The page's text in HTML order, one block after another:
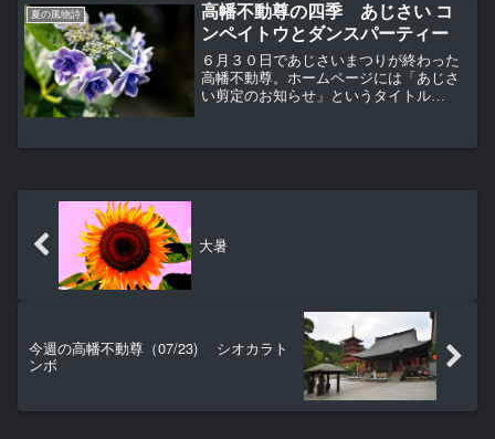
ンシラン（紫君子蘭）と呼...
夏の風物詩
高幡不動尊の四季 あじさい コ
ンペイトウとダンスパーティー
６月３０日であじさいまつりが終わった
高幡不動尊。ホームページには「あじさ
い剪定のお知らせ」というタイトル
た。高幡不動尊の境内であじさいを見る
大暑
今週の高幡不動尊（07/23) シオカラト
ンボ